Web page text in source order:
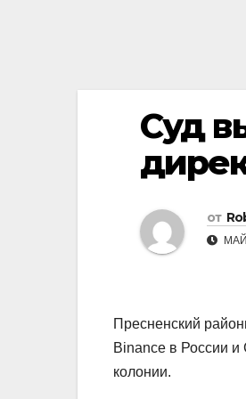
Суд
от
Пресненский
Binance в России
колонии.